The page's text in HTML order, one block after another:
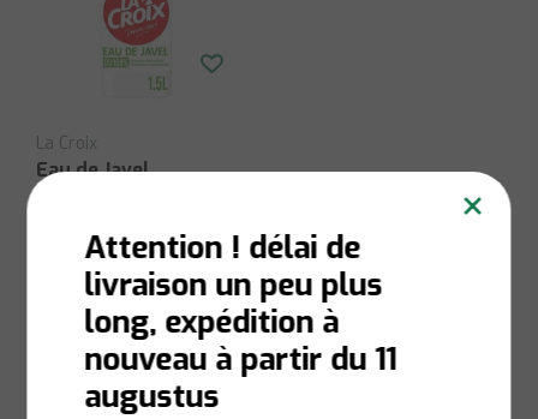
La Croix
Eau de Javel
Afficher
×
Attention ! délai de
livraison un peu plus
long, expédition à
nouveau à partir du 11
augustus